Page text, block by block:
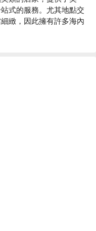
式的服務。尤其地點交
緻，因此擁有許多海內
務。
圈，交通四通八達，
提供給您最客製化的需